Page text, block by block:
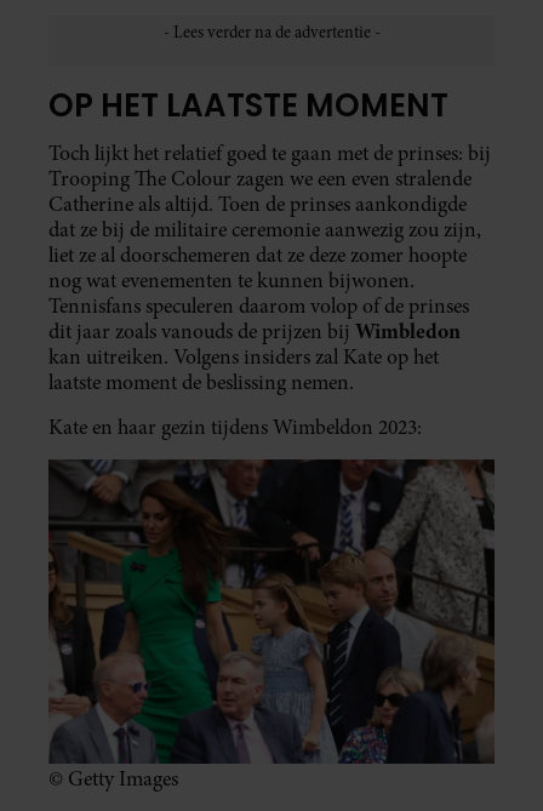
OP HET LAATSTE MOMENT
Toch lijkt het relatief goed te gaan met de prinses: bij
Trooping The Colour zagen we een even stralende
Catherine als altijd. Toen de prinses aankondigde
dat ze bij de militaire ceremonie aanwezig zou zijn,
liet ze al doorschemeren dat ze deze zomer hoopte
nog wat evenementen te kunnen bijwonen.
Tennisfans speculeren daarom volop of de prinses
dit jaar zoals vanouds de prijzen bij Wimbledon
kan uitreiken. Volgens insiders zal Kate op het
laatste moment de beslissing nemen.
Kate en haar gezin tijdens Wimbeldon 2023:
© Getty Images